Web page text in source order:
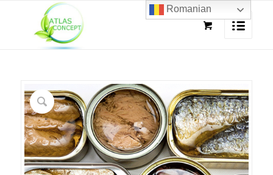
Romanian